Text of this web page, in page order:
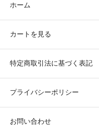
ホーム
カートを見る
特定商取引法に基づく表記
プライバシーポリシー
お問い合わせ